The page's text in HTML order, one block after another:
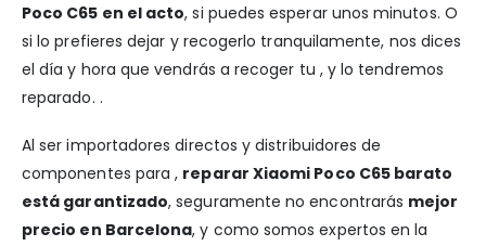
Poco C65 en el acto, si puedes esperar unos minutos. O
si lo prefieres dejar y recogerlo tranquilamente, nos dices
el día y hora que vendrás a recoger tu , y lo tendremos
reparado. .
Al ser importadores directos y distribuidores de
componentes para , reparar Xiaomi Poco C65 barato
está garantizado, seguramente no encontrarás mejor
precio en Barcelona, y como somos expertos en la